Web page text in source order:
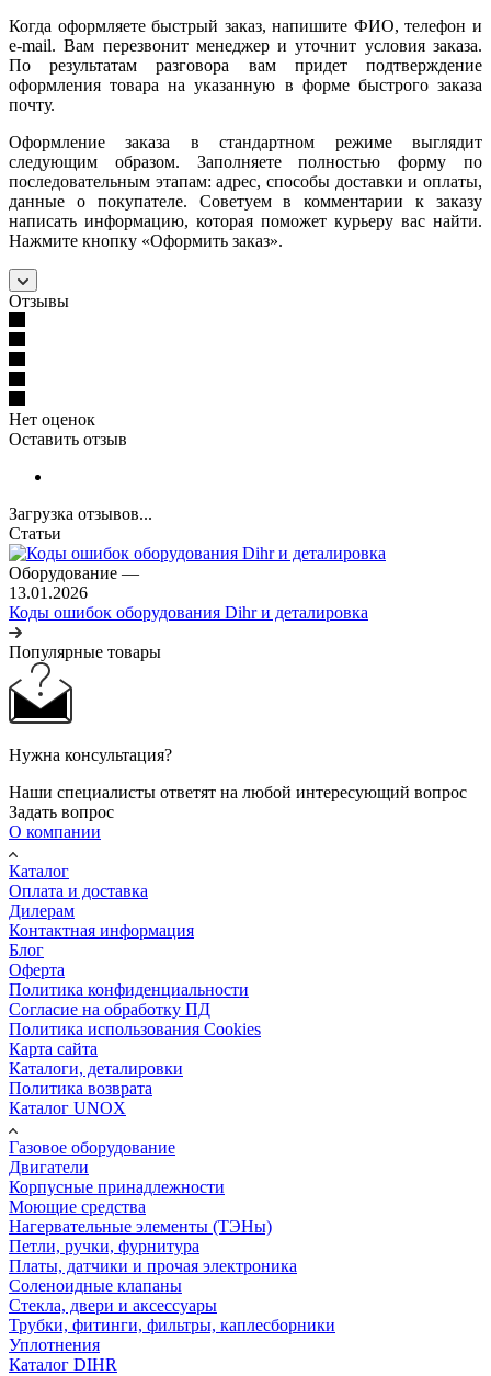
Когда оформляете быстрый заказ, напишите ФИО, телефон и
e-mail. Вам перезвонит менеджер и уточнит условия заказа.
По результатам разговора вам придет подтверждение
оформления товара на указанную в форме быстрого заказа
почту.
Оформление заказа в стандартном режиме выглядит
следующим образом. Заполняете полностью форму по
последовательным этапам: адрес, способы доставки и оплаты,
данные о покупателе. Советуем в комментарии к заказу
написать информацию, которая поможет курьеру вас найти.
Нажмите кнопку «Оформить заказ».
Отзывы
Нет оценок
Оставить отзыв
Загрузка отзывов...
Статьи
Оборудование —
13.01.2026
Коды ошибок оборудования Dihr и деталировка
Популярные товары
Нужна консультация?
Наши специалисты ответят на любой интересующий вопрос
Задать вопрос
О компании
Каталог
Оплата и доставка
Дилерам
Контактная информация
Блог
Оферта
Политика конфиденциальности
Согласие на обработку ПД
Политика использования Cookies
Карта сайта
Каталоги, деталировки
Политика возврата
Каталог UNOX
Газовое оборудование
Двигатели
Корпусные принадлежности
Моющие средства
Нагервательные элементы (ТЭНы)
Петли, ручки, фурнитура
Платы, датчики и прочая электроника
Соленоидные клапаны
Стекла, двери и аксессуары
Трубки, фитинги, фильтры, каплесборники
Уплотнения
Каталог DIHR